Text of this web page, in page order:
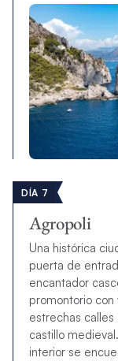
DÍA 7
Agropoli
Una histórica
puerta de
encantador
promontorio con
estrechas
castillo
interior se